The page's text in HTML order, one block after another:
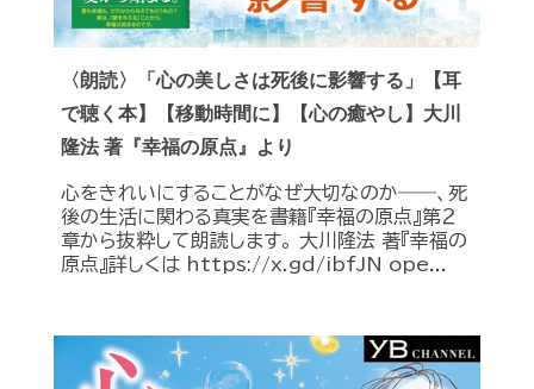
〈朗読〉「心の美しさは死後に影響する」【耳
で聴く本】【移動時間に】【心の癒やし】大川
隆法 著『幸福の原点』より
心をきれいにすることがなぜ大切なのか――、死
後の生活に関わる真実を書籍『幸福の原点』第２
章から抜粋して朗読します。 大川隆法 著『幸福の
原点』詳しくは https://x.gd/ibfJN ope...